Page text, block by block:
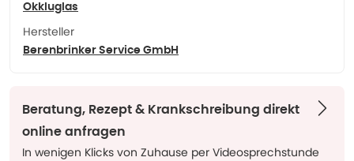
Okkluglas
Hersteller
Berenbrinker Service GmbH
Beratung, Rezept & Krankschreibung direkt
online anfragen
In wenigen Klicks von Zuhause per Videosprechstunde